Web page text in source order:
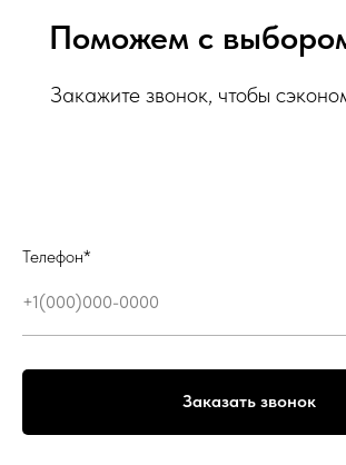
Поможем с
Закажите звонок, чтобы
Телефон*
Заказать звонок